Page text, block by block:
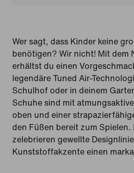
Wer sagt, dass Kinder keine
benötigen? Wir nicht! Mit dem
erhältst du einen
legendäre Tuned Air-
Schulhof oder in deinem
Schuhe sind mit
oben und einer
den Füßen bereit zum Spielen.
zelebrieren gewellte
Kunststoffakzente einen